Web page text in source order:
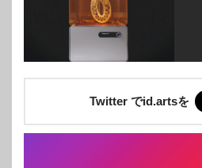
Twitter でid.artsを